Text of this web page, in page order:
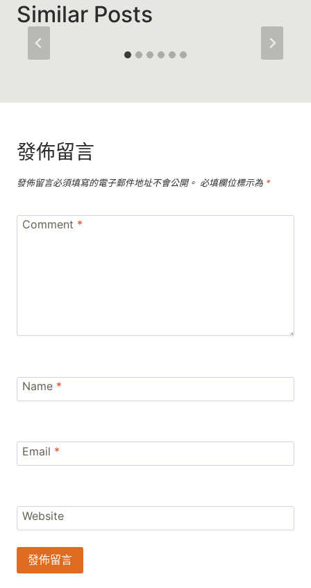
Similar Posts
發佈留言
發佈留言必須填寫的電子郵件地址不會公開。 必填欄位標示為 *
Comment *
Name *
Email *
Website